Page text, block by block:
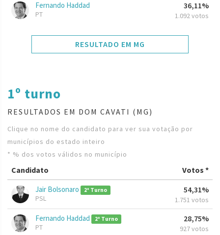
Fernando Haddad
PT
36,11%
1.092 votos
RESULTADO EM MG
1º turno
RESULTADOS EM DOM CAVATI (MG)
Clique no nome do candidato para ver sua votação por
municípios do estado inteiro
* % dos votos válidos no município
Candidato Votos *
Jair Bolsonaro 2º Turno
PSL
54,31%
1.751 votos
Fernando Haddad 2º Turno
PT
28,75%
927 votos